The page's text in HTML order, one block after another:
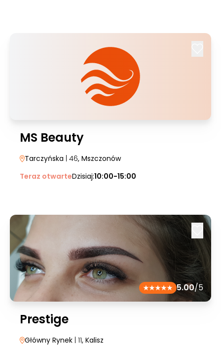
MS Beauty
Tarczyńska | 46, Mszczonów
Teraz otwarteDzisiaj:10:00-15:00
5.00/5
Prestige
Główny Rynek | 11, Kalisz